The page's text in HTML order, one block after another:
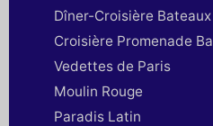
Dîner-Croisière
Croisière Promenade
Vedettes de Paris
Moulin Rouge
Paradis Latin